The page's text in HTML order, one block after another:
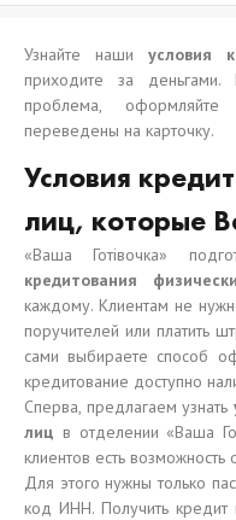
Узнайте наши условия
приходите за
проблема,
переведены на карточку.
Условия
лиц, которые
«Ваша Готівочка»
кредитования
каждому. Клиентам не
поручителей или платить
сами выбираете способ
кредитование доступно
Сперва, предлагаем узнать
лиц в отделении «Ваша
клиентов есть
Для этого нужны только
код ИНН. Получить